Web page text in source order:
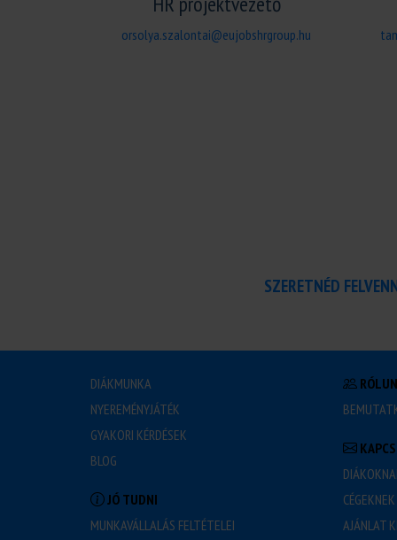
orsolya.szalontai@eujobshrgroup.hu
SZERETNÉD
DIÁKMUNKA
NYEREMÉNYJÁTÉK
GYAKORI KÉRDÉSEK
BLOG
JÓ TUDNI
MUNKAVÁLLALÁS FELTÉTELEI
CÉGEKNEK
AJÁNLAT